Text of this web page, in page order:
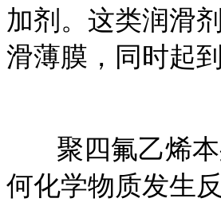
加剂。这类润滑
滑薄膜，同时起
聚四氟乙烯本
何化学物质发生